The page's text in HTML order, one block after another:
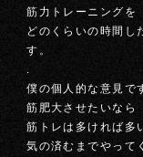
筋力トレーニングを
どのくらいの時間し
す。
.
僕の個人的な意見で
筋肥大させたいなら
筋トレは多ければ多
気の済むまでやって